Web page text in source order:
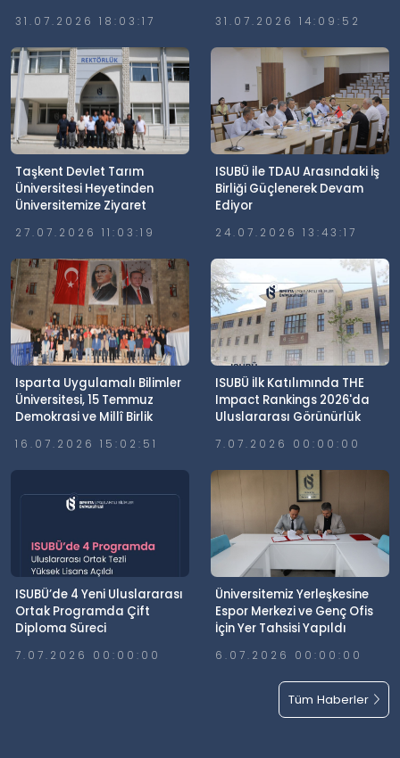
Gerçekleştirildi
31.07.2026 18:03:17 31.07.2026 14:09:52
Taşkent Devlet Tarım
Üniversitesi Heyetinden
Üniversitemize Ziyaret
27.07.2026 11:03:19
ISUBÜ ile TDAU Arasındaki İş
Birliği Güçlenerek Devam
Ediyor
24.07.2026 13:43:17
Isparta Uygulamalı Bilimler
Üniversitesi, 15 Temmuz
Demokrasi ve Millî Birlik
16.07.2026 15:02:51
ISUBÜ İlk Katılımında THE
Impact Rankings 2026'da
Uluslararası Görünürlük
7.07.2026 00:00:00
ISUBÜ’de 4 Yeni Uluslararası
Ortak Programda Çift
Diploma Süreci
7.07.2026 00:00:00
Üniversitemiz Yerleşkesine
Espor Merkezi ve Genç Ofis
İçin Yer Tahsisi Yapıldı
6.07.2026 00:00:00
Tüm Haberler